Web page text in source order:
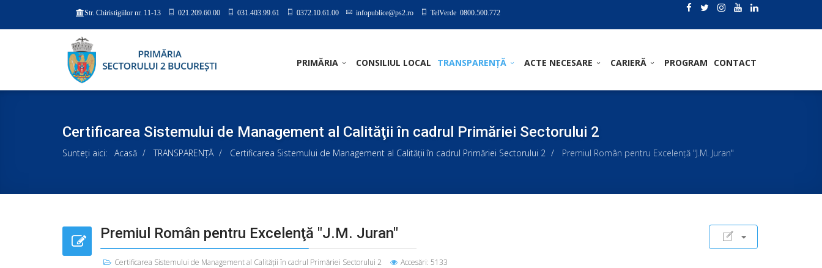
Str. Chiristigiilor nr. 11-13 021.209.60.00 031.403.99.61 0372.10.61.00 infopublice@ps2.ro TelVerde 0800.500.772
PRIMĂRIA CONSILIUL LOCAL TRANSPARENȚĂ ACTE NECESARE CARIERĂ PROGRAM CONTACT
Certificarea Sistemului de Management al Calităţii în cadrul Primăriei Sectorului 2
Sunteți aici: Acasă TRANSPARENȚĂ Certificarea Sistemului de Management al Calităţii în cadrul Primăriei Sectorului 2 Premiul Român pentru Excelenţă "J.M. Juran"
Premiul Român pentru Excelenţă "J.M. Juran"
Certificarea Sistemului de Management al Calităţii în cadrul Primăriei Sectorului 2 Accesări: 5133